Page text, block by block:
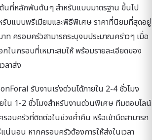
ต้นที่หลักพันต้นๆ สำหรับแบบมาตรฐาน ขึ้นไป
บแบบพรีเมียมและพิธีพิเศษ ราคาที่นิยมที่สุดอยู่
ท ครอบครัวสามารถระบุงบประมาณคร่าวๆ เมื่อ
ในกรอบที่เหมาะสมให้ พร้อมรายละเอียดของ
ลาส่ง
รับงานเร่งด่วนได้ภายใน 2-4 ชั่วโมง
ใน 1-2 ชั่วโมงสำหรับงานด่วนพิเศษ ทีมตอบไลน์
รอบครัวที่ติดต่อในช่วงค่ำคืน หรือเช้ามืดสามารถ
น่นอน หากครอบครัวต้องการให้ส่งในเวลา